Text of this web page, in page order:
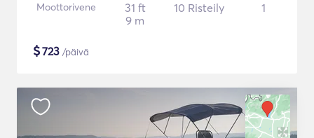
Moottorivene
31 ft
9 m
10 Risteily 1
$723 /päivä